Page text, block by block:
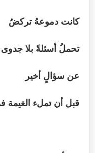
كانت دموعهُ تركضُ
تحملُ أسئلةً بلا جدوى
عن سؤالٍ أخير
قبل أن تملء الغيمة